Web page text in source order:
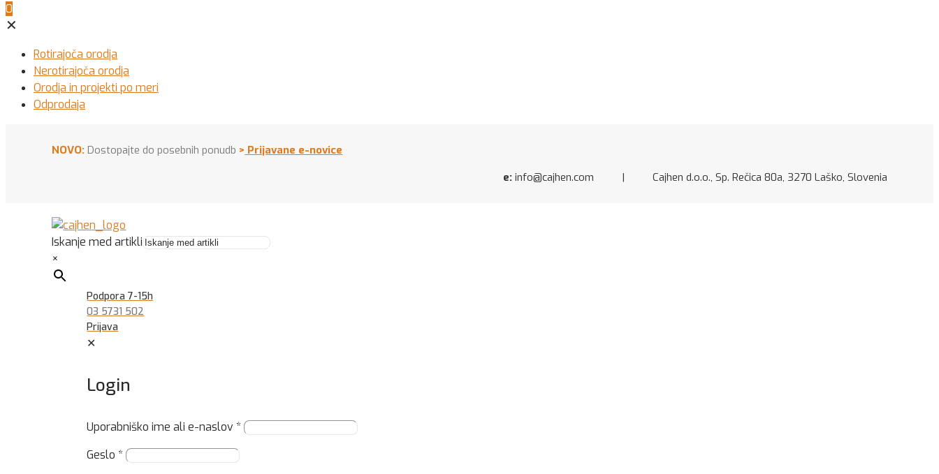
0
✕
Rotirajoča orodja
Nerotirajoča orodja
Orodja in projekti po meri
Odprodaja
NOVO: Dostopajte do posebnih ponudb > Prijavane e-novice
e:info@cajhen.com | Cajhen d.o.o., Sp. Rečica 80a, 3270 Laško, Slovenia
Iskanje med artikli
×
Podpora 7-15h
03 5731 502
Prijava
✕
Login
Uporabniško ime ali e-naslov*
Geslo*